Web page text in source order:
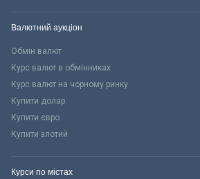
Валютний аукціон
Обмін валют
Курс валют в обмінниках
Курс валют на чорному ринку
Купити долар
Купити євро
Купити злотий
Курси по містах